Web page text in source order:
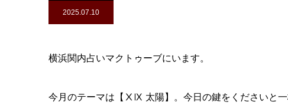
2025.07.10
横浜関内占いマクトゥーブにいます。
今月のテーマは【ⅩⅨ 太陽】。今日の鍵をくださいと